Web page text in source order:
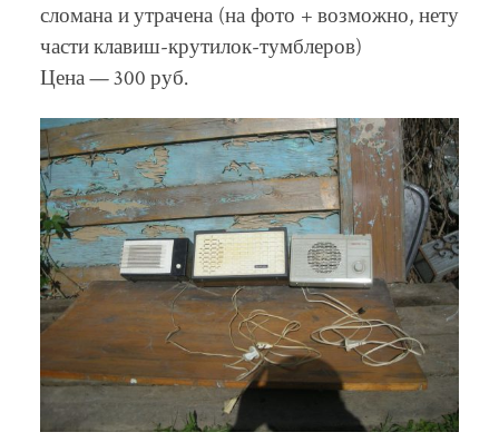
сломана и утрачена (на фото + возможно, нету
части клавиш-крутилок-тумблеров)
Цена — 300 руб.